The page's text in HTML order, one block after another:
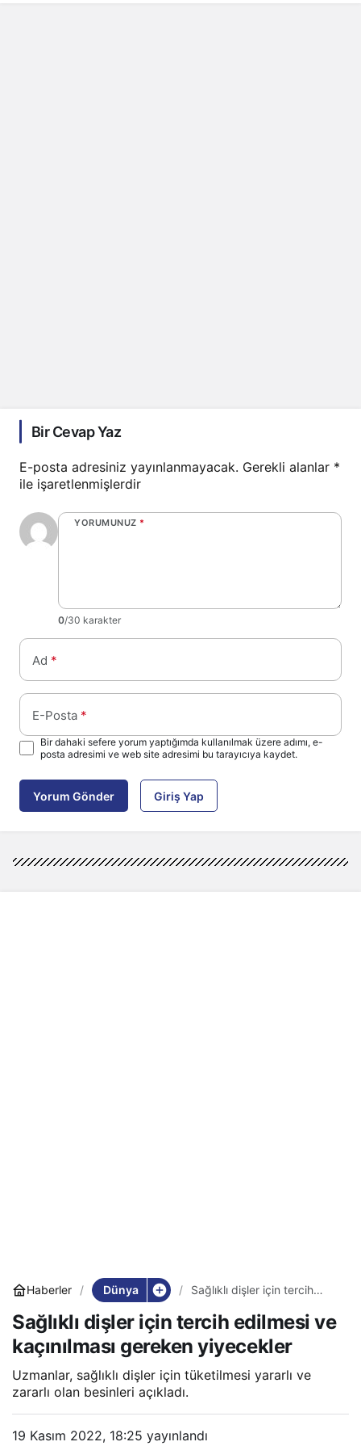
Bir Cevap Yaz
E-posta adresiniz yayınlanmayacak. Gerekli alanlar *
ile işaretlenmişlerdir
YORUMUNUZ *
0/30 karakter
Ad *
E-Posta *
Bir dahaki sefere yorum yaptığımda kullanılmak üzere adımı, e-
posta adresimi ve web site adresimi bu tarayıcıya kaydet.
Yorum Gönder Giriş Yap
Haberler Dünya
Sağlıklı dişler için tercih
gereken yiyecekler
Sağlıklı dişler için tercih edilmesi ve
kaçınılması gereken yiyecekler
Uzmanlar, sağlıklı dişler için tüketilmesi yararlı ve
zararlı olan besinleri açıkladı.
19 Kasım 2022, 18:25 yayınlandı